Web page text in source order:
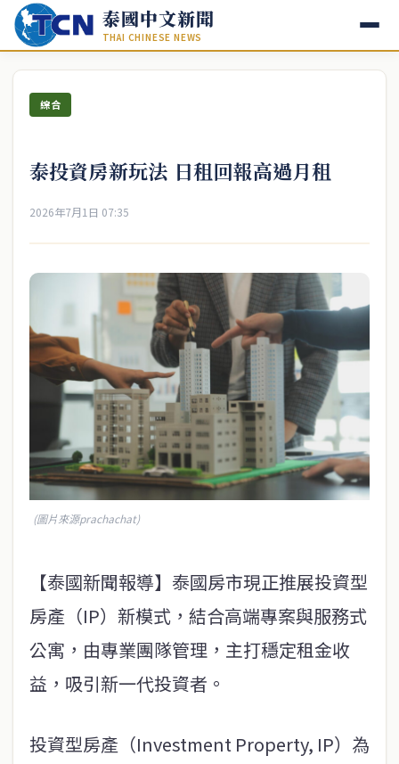
泰國中文新聞
THAI CHINESE NEWS
綜合
泰投資房新玩法 日租回報高過月租
2026年7月1日 07:35
(圖片來源prachachat)
【泰國新聞報導】泰國房市現正推展投資型
房產（IP）新模式，結合高端專案與服務式
公寓，由專業團隊管理，主打穩定租金收
益，吸引新一代投資者。
投資型房產（Investment Property, IP）為